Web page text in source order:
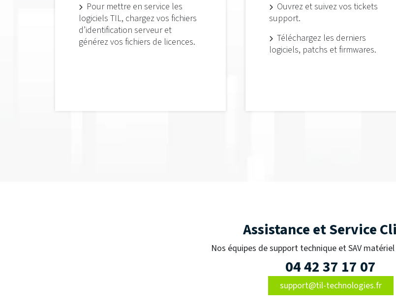
Pour mettre en service les
logiciels TIL, chargez vos fichiers
d’identification serveur et
générez vos fichiers de licences.
Ouvrez et suivez vos tickets
support.
Téléchargez les derniers
logiciels, patchs et firmwares.
Assistance et Service
Nos équipes de support technique et SAV
04 42 37 17 07
support@til-technologies.fr